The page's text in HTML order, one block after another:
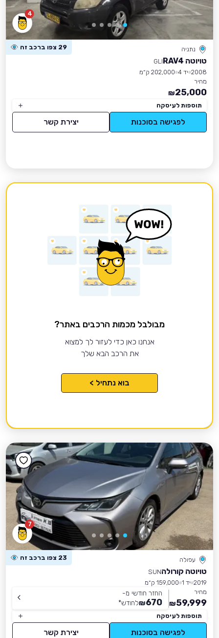
4
נתניה 29 צפו ברכב זה
טויוטה RAV4
GLI
2008 יד 4
202,000 ק״מ
מחיר
25,000
₪
תוספות לעיסקה
לפגישה בסוכנות יצירת קשר
מבולבל מכמות הרכבים באתר?
אנחנו כאן כדי לעזור לך למצוא
את הרכב הבא שלך
בוא נתחיל >
7
עפולה 23 צפו ברכב זה
טויוטה קורולהSUN
2019 יד 1
159,000 ק״מ
מחיר
59,999
₪
החזר חודשי מ-
670
₪לחודש*
תוספות לעיסקה
לפגישה בסוכנות יצירת קשר